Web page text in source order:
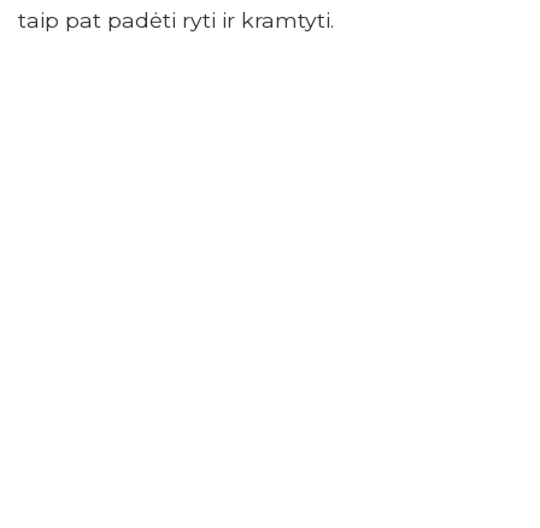
taip pat padėti ryti ir kramtyti.